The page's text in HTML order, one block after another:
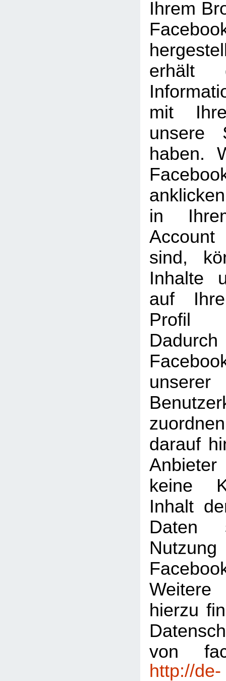
Ihrem
erhält
mit
unsere
haben.
in
sind,
Inhalte
auf
Profil
darauf
keine
Inhalt
Daten
Weitere
hierzu
von
http://de-